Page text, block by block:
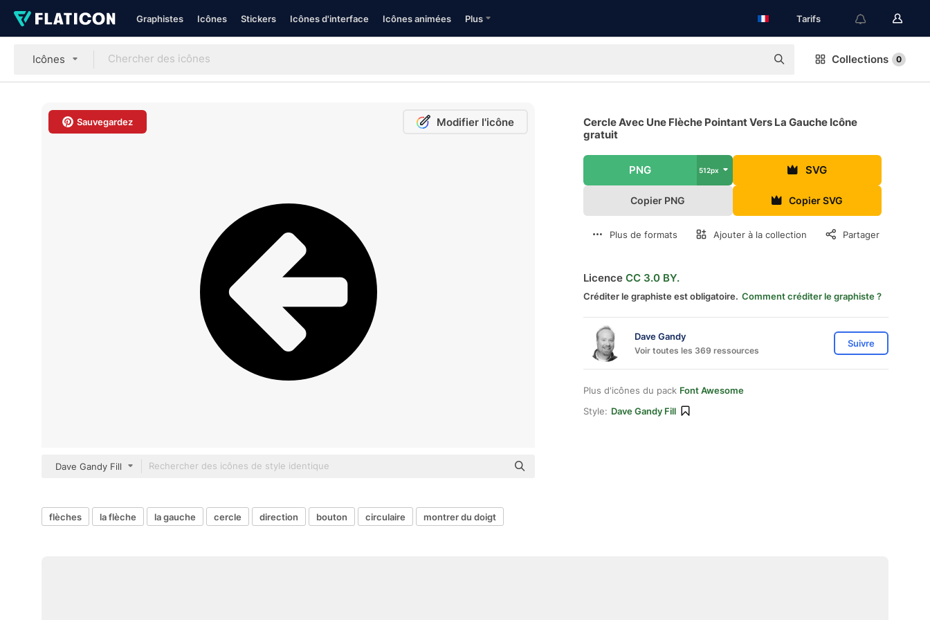
Graphistes Icônes Stickers Icônes d'interface Icônes animées Plus Tarifs
Icônes Collections 0
Sauvegardez Modifier l'icône
Dave Gandy Fill
Cercle Avec Une Flèche Pointant Vers La Gauche Icône
gratuit
PNG 512px SVG
Copier PNG Copier SVG
Plus de formats Ajouter à la collection Partager
Licence CC 3.0 BY.
Créditer le graphiste est obligatoire. Comment créditer le graphiste ?
Dave Gandy
Voir toutes les 369 ressources
Suivre
Plus d'icônes du pack Font Awesome
Style: Dave Gandy Fill
flèches la flèche la gauche cercle direction bouton circulaire montrer du doigt